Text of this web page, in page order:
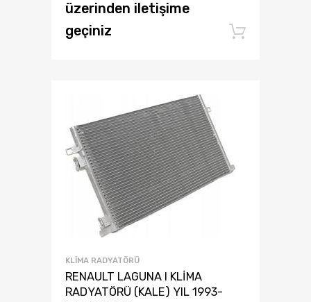
üzerinden iletişime
geçiniz
KLIMA RADYATÖRÜ
RENAULT LAGUNA I KLİMA
RADYATÖRÜ (KALE) YIL 1993-